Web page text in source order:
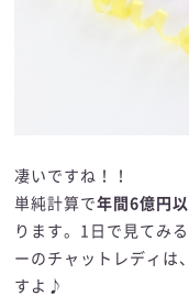
凄いですね！！
単純計算で年間6億円
ります。1日で見てみ
ーのチャットレディは
すよ♪